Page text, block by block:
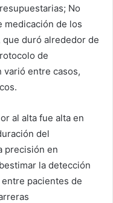
No
medicación de los
duró alrededor de
de
varió entre casos,
al alta fue alta en
del
precisión en
la detección
pacientes de